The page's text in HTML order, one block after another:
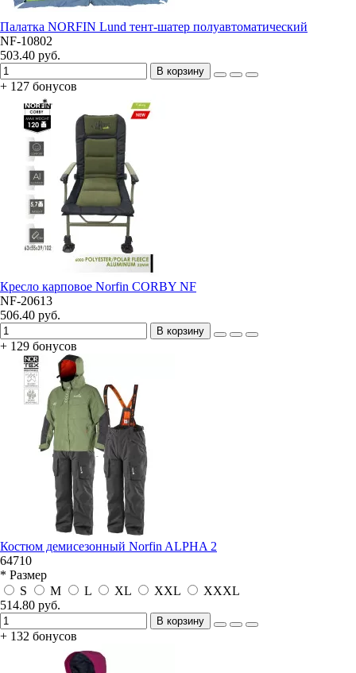
Палатка NORFIN Lund тент-шатер полуавтоматический
NF-10802
503.40 руб.
В корзину
+ 127 бонусов
Кресло карповое Norfin CORBY NF
NF-20613
506.40 руб.
В корзину
+ 129 бонусов
Костюм демисезонный Norfin ALPHA 2
64710
* Размер
S
M L XL XXL
XXXL
514.80 руб.
В корзину
+ 132 бонусов